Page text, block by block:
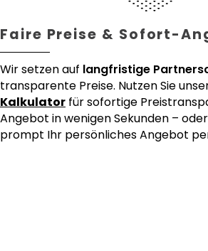
Faire Preise & Sofort-
Wir setzen auf langfristige
transparente Preise. Nutzen Sie
Kalkulator für sofortige
Angebot in wenigen Sekunden –
prompt Ihr persönliches Angebot